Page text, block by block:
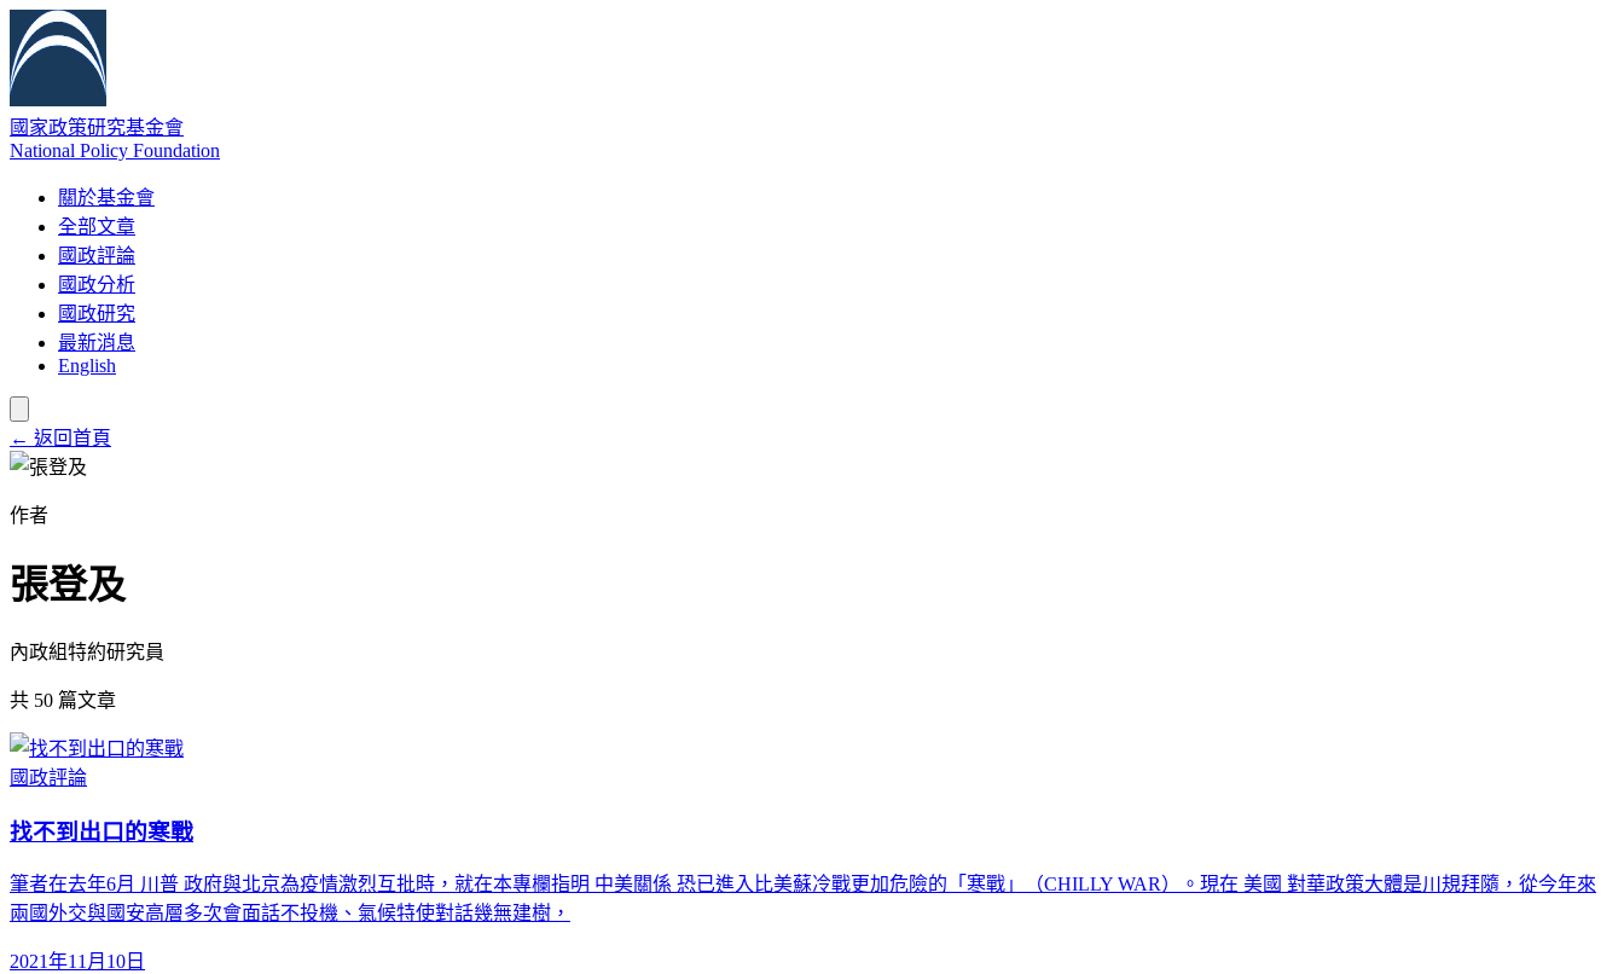
國家政策研究基金會
National Policy Foundation
關於基金會
全部文章
國政評論
國政分析
國政研究
最新消息
English
← 返回首頁
作者
張登及
內政組特約研究員
共 50 篇文章
國政評論
找不到出口的寒戰
筆者在去年6月 川普 政府與北京為疫情激烈互批時，就在本專欄指明 中美關係 恐已進入比美蘇冷戰更加危險的「寒戰」（CHILLY WAR）。現在 美國 對華政策大體是川規拜隨，從今年來
兩國外交與國安高層多次會面話不投機、氣候特使對話幾無建樹，
2021年11月10日